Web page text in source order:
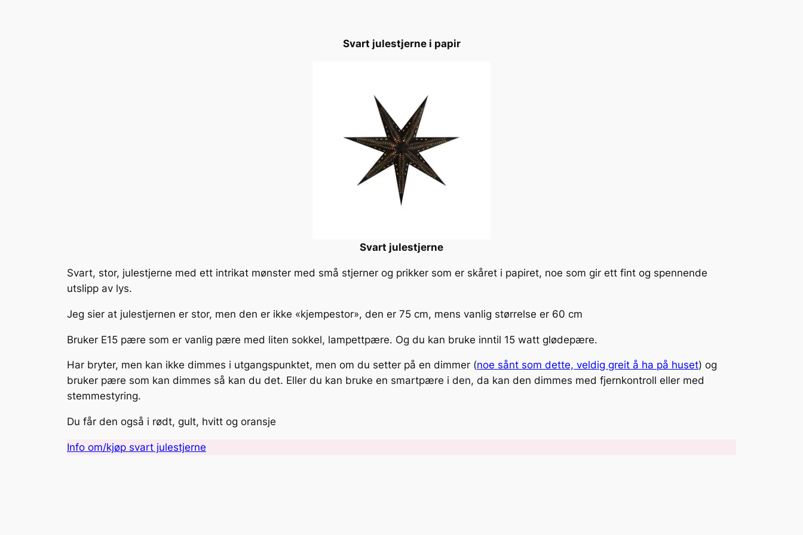
Svart julestjerne i papir
Svart julestjerne
Svart, stor, julestjerne med ett intrikat mønster med små stjerner og prikker som er skåret i papiret, noe som gir ett fint og spennende
utslipp av lys.
Jeg sier at julestjernen er stor, men den er ikke «kjempestor», den er 75 cm, mens vanlig størrelse er 60 cm
Bruker E15 pære som er vanlig pære med liten sokkel, lampettpære. Og du kan bruke inntil 15 watt glødepære.
Har bryter, men kan ikke dimmes i utgangspunktet, men om du setter på en dimmer (noe sånt som dette, veldig greit å ha på huset) og
bruker pære som kan dimmes så kan du det. Eller du kan bruke en smartpære i den, da kan den dimmes med fjernkontroll eller med
stemmestyring.
Du får den også i rødt, gult, hvitt og oransje
Info om/kjøp svart julestjerne